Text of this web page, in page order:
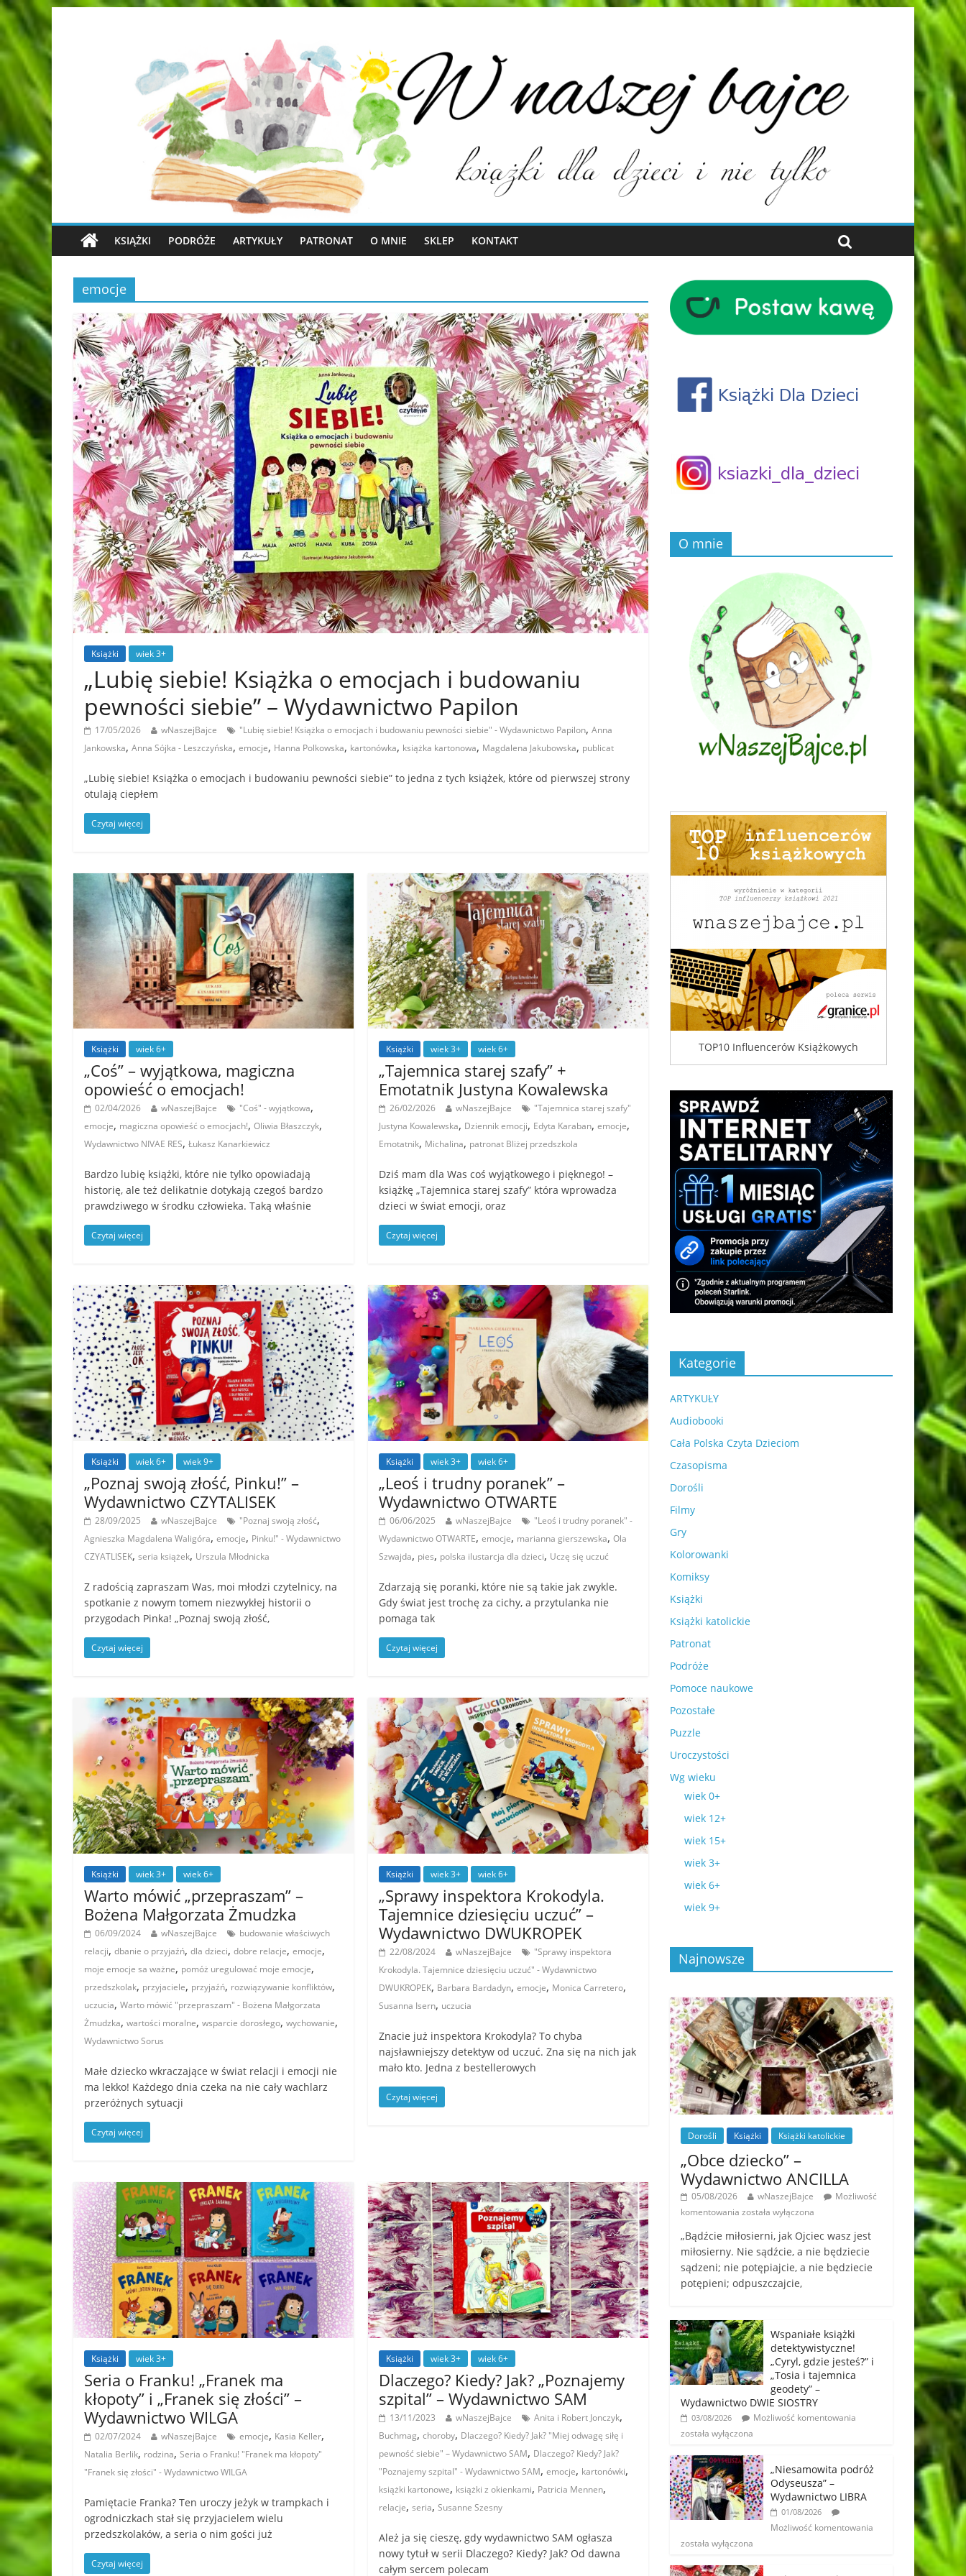
KSIĄŻKI PODRÓŻE ARTYKUŁY PATRONAT O MNIE SKLEP KONTAKT
emocje
Książki wiek 3+
„Lubię siebie! Książka o emocjach i budowaniu
pewności siebie” – Wydawnictwo Papilon
17/05/2026 wNaszejBajce "Lubię siebie! Książka o emocjach i budowaniu pewności siebie" - Wydawnictwo Papilon, Anna
Jankowska, Anna Sójka - Leszczyńska, emocje, Hanna Polkowska, kartonówka, książka kartonowa, Magdalena Jakubowska, publicat
„Lubię siebie! Książka o emocjach i budowaniu pewności siebie” to jedna z tych książek, które od pierwszej strony
otulają ciepłem
Czytaj więcej
Książki wiek 6+
„Coś” – wyjątkowa, magiczna
opowieść o emocjach!
02/04/2026 wNaszejBajce "Coś" - wyjątkowa,
emocje, magiczna opowieść o emocjach!, Oliwia Błaszczyk,
Wydawnictwo NIVAE RES, Łukasz Kanarkiewicz
Bardzo lubię książki, które nie tylko opowiadają
historię, ale też delikatnie dotykają czegoś bardzo
prawdziwego w środku człowieka. Taką właśnie
Czytaj więcej
Książki wiek 3+ wiek 6+
„Tajemnica starej szafy” +
Emotatnik Justyna Kowalewska
26/02/2026 wNaszejBajce
"Tajemnica starej szafy"
Justyna Kowalewska, Dziennik emocji, Edyta Karaban,emocje,
Emotatnik, Michalina, patronat Bliżej przedszkola
Dziś mam dla Was coś wyjątkowego i pięknego! –
książkę „Tajemnica starej szafy” która wprowadza
dzieci w świat emocji, oraz
Czytaj więcej
Książki wiek 6+ wiek 9+
„Poznaj swoją złość, Pinku!” –
Wydawnictwo CZYTALISEK
28/09/2025 wNaszejBajce "Poznaj swoją złość,
Agnieszka Magdalena Waligóra, emocje, Pinku!" - Wydawnictwo
CZYATLISEK, seria książek, Urszula Młodnicka
Z radością zapraszam Was, moi młodzi czytelnicy, na
spotkanie z nowym tomem niezwykłej historii o
przygodach Pinka! „Poznaj swoją złość,
Czytaj więcej
Książki wiek 3+ wiek 6+
„Leoś i trudny poranek” –
Wydawnictwo OTWARTE
06/06/2025 wNaszejBajce
"Leoś i trudny poranek" -
Wydawnictwo OTWARTE,emocje, marianna gierszewska,Ola
Szwajda, pies, polska ilustarcja dla dzieci, Uczę się uczuć
Zdarzają się poranki, które nie są takie jak zwykle.
Gdy świat jest trochę za cichy, a przytulanka nie
pomaga tak
Czytaj więcej
Książki wiek 3+ wiek 6+
Warto mówić „przepraszam” –
Bożena Małgorzata Żmudzka
06/09/2024 wNaszejBajce
budowanie właściwych
relacji, dbanie o przyjaźń, dla dzieci, dobre relacje, emocje,
moje emocje sa ważne, pomóż uregulować moje emocje,
przedszkolak, przyjaciele, przyjaźń, rozwiązywanie konfliktów,
uczucia, Warto mówić "przepraszam" - Bożena Małgorzata
Żmudzka, wartości moralne, wsparcie dorosłego, wychowanie,
Wydawnictwo Sorus
Małe dziecko wkraczające w świat relacji i emocji nie
ma lekko! Każdego dnia czeka na nie cały wachlarz
przeróżnych sytuacji
Czytaj więcej
Książki wiek 3+ wiek 6+
„Sprawy inspektora Krokodyla.
Tajemnice dziesięciu uczuć” –
Wydawnictwo DWUKROPEK
22/08/2024 wNaszejBajce
"Sprawy inspektora
Krokodyla. Tajemnice dziesięciu uczuć" - Wydawnictwo
DWUKROPEK, Barbara Bardadyn,emocje, Monica Carretero,
Susanna Isern, uczucia
Znacie już inspektora Krokodyla? To chyba
najsławniejszy detektyw od uczuć. Zna się na nich jak
mało kto. Jedna z bestellerowych
Czytaj więcej
Książki wiek 3+
Seria o Franku! „Franek ma
kłopoty” i „Franek się złości” –
Wydawnictwo WILGA
02/07/2024 wNaszejBajce emocje, Kasia Keller,
Natalia Berlik, rodzina, Seria o Franku! "Franek ma kłopoty"
"Franek się złości" - Wydawnictwo WILGA
Pamiętacie Franka? Ten uroczy jeżyk w trampkach i
ogrodniczkach stał się przyjacielem wielu
przedszkolaków, a seria o nim gości już
Czytaj więcej
Książki wiek 3+ wiek 6+
Dlaczego? Kiedy? Jak? „Poznajemy
szpital” – Wydawnictwo SAM
13/11/2023 wNaszejBajce Anita i Robert Jonczyk,
Buchmag,choroby, Dlaczego? Kiedy? Jak? "Miej odwagę siłę i
pewność siebie" – Wydawnictwo SAM, Dlaczego? Kiedy? Jak?
"Poznajemy szpital" - Wydawnictwo SAM,emocje, kartonówki,
książki kartonowe, książki z okienkami, Patricia Mennen,
relacje,seria,Susanne Szesny
Ależ ja się cieszę, gdy wydawnictwo SAM ogłasza
nowy tytuł w serii Dlaczego? Kiedy? Jak? Od dawna
całym sercem polecam
O mnie
TOP10 Influencerów Książkowych
Kategorie
ARTYKUŁY
Audiobooki
Cała Polska Czyta Dzieciom
Czasopisma
Dorośli
Filmy
Gry
Kolorowanki
Komiksy
Książki
Książki katolickie
Patronat
Podróże
Pomoce naukowe
Pozostałe
Puzzle
Uroczystości
Wg wieku
wiek 0+
wiek 12+
wiek 15+
wiek 3+
wiek 6+
wiek 9+
Najnowsze
Dorośli Książki Książki katolickie
„Obce dziecko” –
Wydawnictwo ANCILLA
05/08/2026 wNaszejBajce
Możliwość
komentowania została wyłączona
„Bądźcie miłosierni, jak Ojciec wasz jest
miłosierny. Nie sądźcie, a nie będziecie
sądzeni; nie potępiajcie, a nie będziecie
potępieni; odpuszczajcie,
Wspaniałe książki
detektywistyczne!
„Cyryl, gdzie jesteś?” i
„Tosia i tajemnica
geodety” –
Wydawnictwo DWIE SIOSTRY
03/08/2026
Możliwość komentowania
została wyłączona
„Niesamowita podróż
Odyseusza” –
Wydawnictwo LIBRA
01/08/2026
Możliwość komentowania
została wyłączona